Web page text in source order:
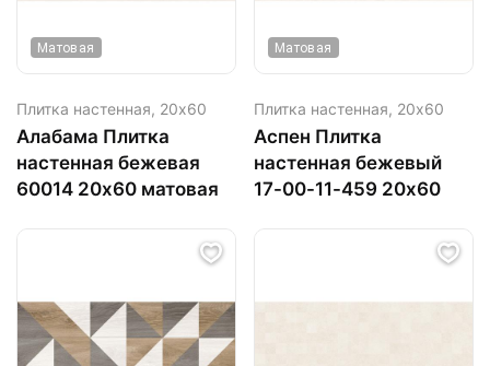
Матовая
Плитка настенная, 20х60
Алабама Плитка
настенная бежевая
60014 20х60 матовая
Матовая
Плитка настенная, 20х60
Аспен Плитка
настенная бежевый
17-00-11-459 20х60